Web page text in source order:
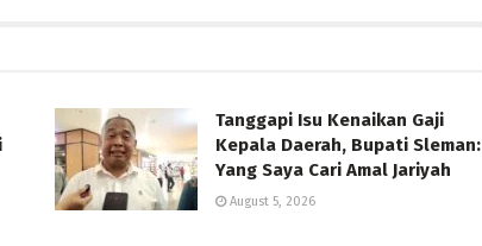
Tanggapi Isu Kenaikan Gaji
Kepala Daerah, Bupati Sleman:
Yang Saya Cari Amal Jariyah
August 5, 2026